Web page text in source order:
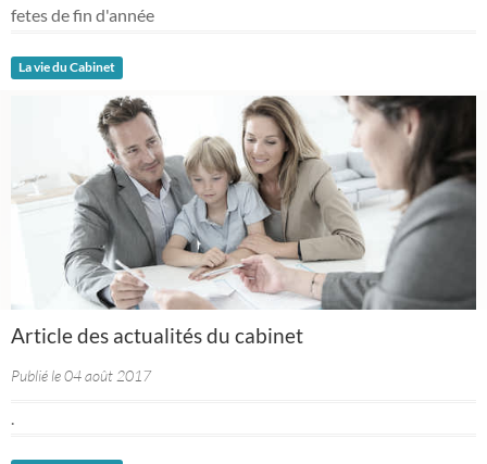
fetes de fin d'année
La vie du Cabinet
Article des actualités du cabinet
Publié le 04 août 2017
.